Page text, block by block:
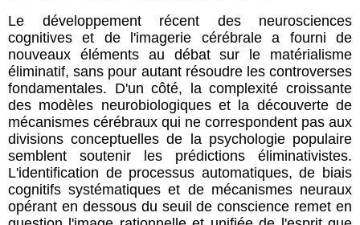
Le développement récent des neurosciences
cognitives et de l'imagerie cérébrale a fourni de
nouveaux éléments au débat sur le matérialisme
éliminatif, sans pour autant résoudre les controverses
fondamentales. D'un côté, la complexité croissante
des modèles neurobiologiques et la découverte de
mécanismes cérébraux qui ne correspondent pas aux
divisions conceptuelles de la psychologie populaire
semblent soutenir les prédictions éliminativistes.
L'identification de processus automatiques, de biais
cognitifs systématiques et de mécanismes neuraux
opérant en dessous du seuil de conscience remet en